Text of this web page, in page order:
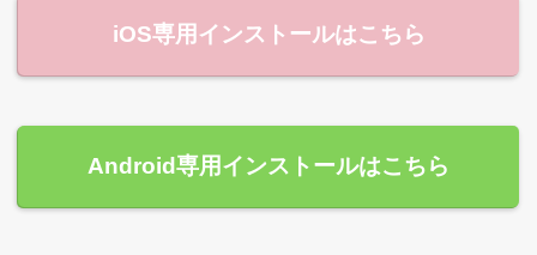
iOS専用インストールはこちら
Android専用インストールはこちら